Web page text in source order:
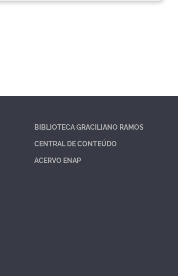
BIBLIOTECA GRACILIANO RAMOS
CENTRAL DE CONTEÚDO
ACERVO ENAP